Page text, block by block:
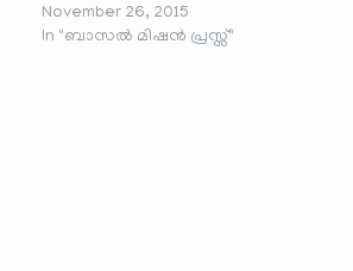
November 26, 2015
In "ബാസൽ മിഷൻ പ്രസ്സ്"